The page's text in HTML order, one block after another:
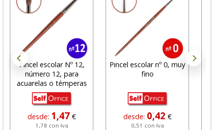
Pincel escolar Nº 12,
número 12, para
acuarelas o témperas
desde: 1,47 €
1,78 con Iva
Pincel escolar nº 0, muy
fino
desde: 0,42 €
0,51 con Iva